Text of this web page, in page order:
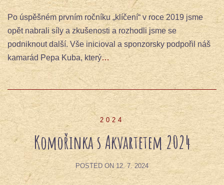
Po úspěšném prvním ročníku „klíčení“ v roce 2019 jsme
opět nabrali síly a zkušenosti a rozhodli jsme se
podniknout další. Vše inicioval a sponzorsky podpořil náš
kamarád Pepa Kuba, který…
2024
Komořinka s Akvartetem 2024
POSTED ON 12. 7. 2024